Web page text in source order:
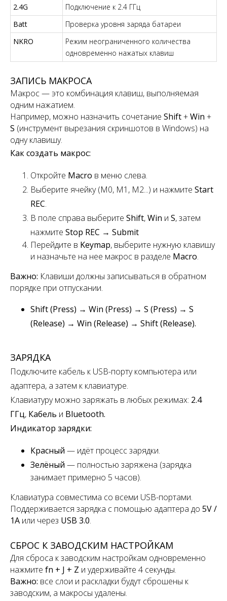
2.4G
Подключение к 2.4 ГГц
Batt
Проверка уровня заряда батареи
NKRO
Режим неограниченного количества
одновременно нажатых клавиш
ЗАПИСЬ МАКРОСА
Макрос — это комбинация клавиш, выполняемая
одним нажатием.
Например, можно назначить сочетание Shift+Win +
S (инструмент вырезания скриншотов в Windows) на
одну клавишу.
Как создать макрос:
Откройте Macro в меню слева.
Выберите ячейку (M0, M1, M2...) и нажмите Start
REC.
В поле справа выберите Shift,Win и S, затем
нажмите Stop REC → Submit
Перейдите в Keymap, выберите нужную клавишу
и назначьте на нее макрос в разделе Macro.
Важно: Клавиши должны записываться в обратном
порядке при отпускании.
Shift (Press) → Win (Press) → S (Press) → S
(Release) → Win (Release) → Shift (Release).
ЗАРЯДКА
Подключите кабель к USB-порту компьютера или
адаптера, а затем к клавиатуре.
Клавиатуру можно заряжать в любых режимах: 2.4
ГГц, Кабель и Bluetooth.
Индикатор зарядки:
Красный — идёт процесс зарядки.
Зелёный — полностью заряжена (зарядка
занимает примерно 5 часов).
Клавиатура совместима со всеми USB-портами.
Поддерживается зарядка с помощью адаптера до 5V /
1A или через USB 3.0.
СБРОС К ЗАВОДСКИМ НАСТРОЙКАМ
Для сброса к заводским настройкам одновременно
нажмите fn + J + Z и удерживайте 4 секунды.
Важно: все слои и раскладки будут сброшены к
заводским, а макросы удалены.